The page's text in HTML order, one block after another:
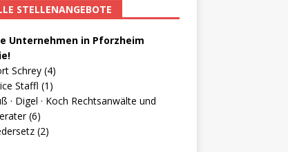
STELLENANGEBOTE
Unternehmen in Pforzheim
Schrey (4)
Staffl (1)
· Digel · Koch Rechtsanwälte und
(6)
(2)